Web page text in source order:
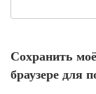
Сохранить
браузере для